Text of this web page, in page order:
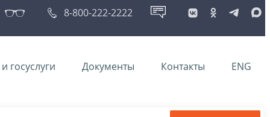
8-800-222-2222
госуслуги Документы Контакты ENG